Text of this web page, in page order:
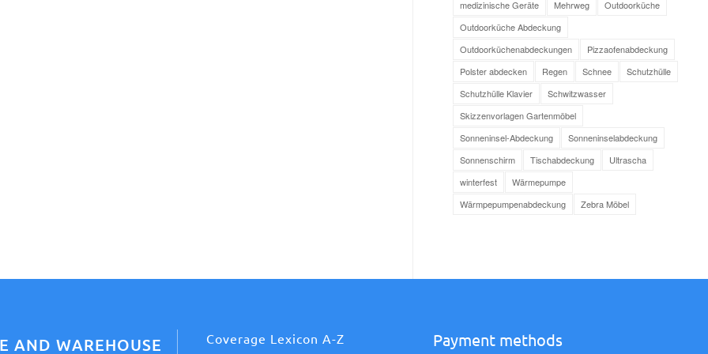
medizinische Geräte Mehrweg
Outdoorküche
Outdoorküche Abdeckung
Outdoorküchenabdeckungen
Pizzaofenabdeckung
Polster abdecken
Regen Schnee
Schutzhülle
Schutzhülle Klavier
Schwitzwasser
Skizzenvorlagen Gartenmöbel
Sonneninsel-Abdeckung
Sonneninselabdeckung
Sonnenschirm
Tischabdeckung
Ultrascha
winterfest
Wärmepumpe
Wärmpepumpenabdeckung
Zebra Möbel
AND WAREHOUSE Coverage Lexicon A-Z Payment methods